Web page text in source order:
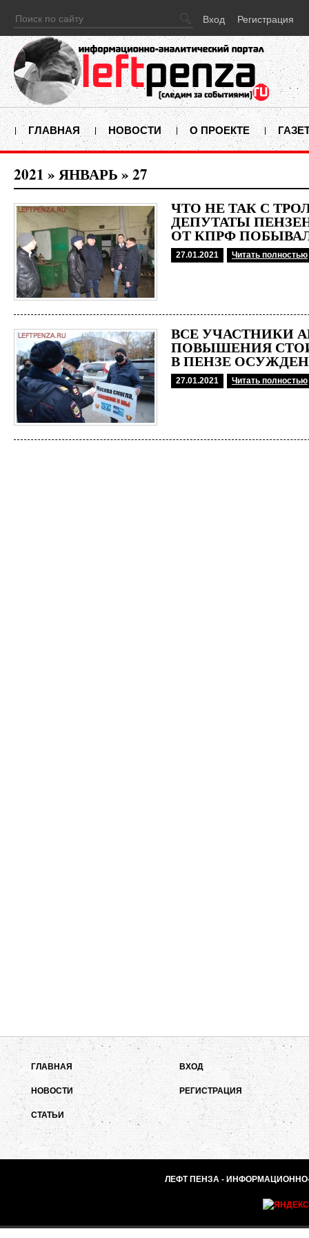
Вход Регистрация
ГЛАВНАЯ НОВОСТИ О ПРОЕКТЕ
2021 » ЯНВАРЬ » 27
ЧТО НЕ ТАК С
ДЕПУТАТЫ
ОТ КПРФ
27.01.2021 Читать полностью
ВСЕ УЧАСТНИКИ
ПОВЫШЕНИЯ
В ПЕНЗЕ
27.01.2021 Читать полностью
ГЛАВНАЯ
НОВОСТИ
СТАТЬИ
ВХОД
РЕГИСТРАЦИЯ
ЛЕФТ ПЕНЗА - ИНФОРМАЦИОННО-